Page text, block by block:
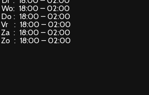
Wo: 18:00 – 02:00
Do : 18:00 – 02:00
Vr : 18:00 – 02:00
Za : 18:00 – 02:00
Zo : 18:00 – 02:00